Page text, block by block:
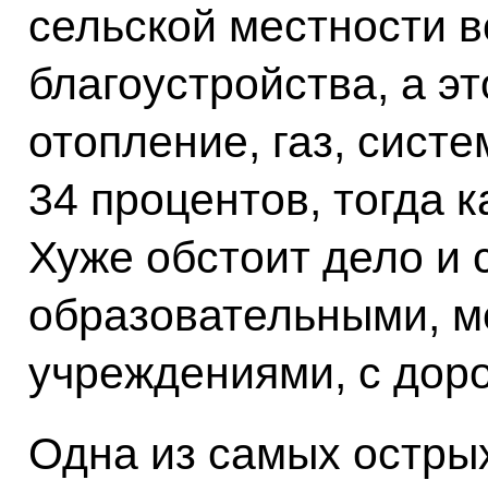
сельской местности
благоустройства, а
отопление, газ,
34 процентов, тогда
Хуже обстоит дело и
образовательными,
учреждениями, с
Одна из самых